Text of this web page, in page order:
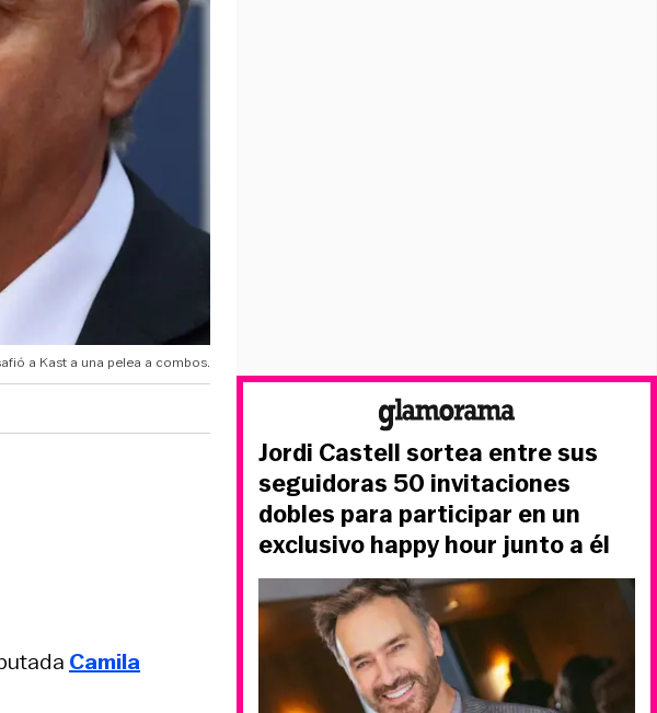
a Kast a una pelea a combos.
Camila
Jordi Castell sortea entre sus
seguidoras 50 invitaciones
dobles para participar en un
exclusivo happy hour junto a él